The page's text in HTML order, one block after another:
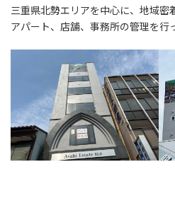
三重県北勢エリアを中心に、地域密
アパート、店舗、事務所の管理を行